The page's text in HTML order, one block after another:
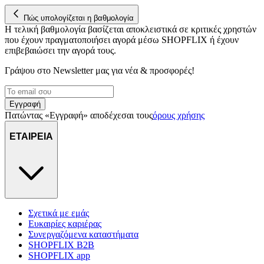
Πώς υπολογίζεται η βαθμολογία
Η τελική βαθμολογία βασίζεται αποκλειστικά σε κριτικές χρηστών
που έχουν πραγματοποιήσει αγορά μέσω SHOPFLIX ή έχουν
επιβεβαιώσει την αγορά τους.
Γράψου στο Νewsletter μας για νέα & προσφορές!
Εγγραφή
Πατώντας «Εγγραφή» αποδέχεσαι τουςόρους χρήσης
ΕΤΑΙΡΕΙΑ
Σχετικά με εμάς
Ευκαιρίες καριέρας
Συνεργαζόμενα καταστήματα
SHOPFLIX B2B
SHOPFLIX app